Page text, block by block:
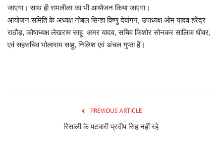
सेहत
धर्म
जाएगा। साथ ही रामलीला का भी आयोजन किया जाएगा।
आयोजन समिति के अध्यक्ष नोबल सिन्हा विष्णु देवांगन, उपाध्यक्ष ओम यादव हरेंद्र
राठौड़, कोषाध्यक्ष लेखराम साहू अमर यादव, सचिव किशोर सोनकर सालिक धीवर,
एवं सहसचिव भोलाराम साहू, निलिश एवं अंचल गुप्ता हैं।
PREVIOUS ARTICLE
रिसाली के पटवारी प्रदीप सिह नहीं रहे